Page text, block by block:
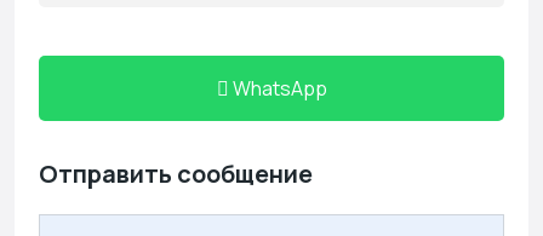
WhatsApp
Отправить сообщение